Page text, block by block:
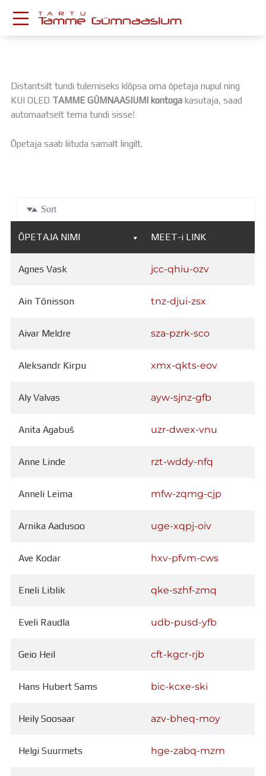
content
Postkast
Drive
Tamme TV
Kooliraadio
Ainepassid
Distantsõpe
Projektid
Sisseastumine
Dokumendid
Uudised
Vilistlastele
Virtuaaltuur
Kontaktid
Distantsilt tundi tulemiseks klõpsa oma õpetaja nupul ning
KUI OLED TAMME GÜMNAASIUMI kontoga kasutaja, saad
automaatselt tema tundi sisse!
Õpetaja saab liituda samalt lingilt.
Sort
ÕPETAJA NIMI MEET-i LINK
Agnes Vask jcc-qhiu-ozv
Ain Tõnisson tnz-djui-zsx
Aivar Meldre sza-pzrk-sco
Aleksandr Kirpu xmx-qkts-eov
Aly Valvas ayw-sjnz-gfb
Anita Agabuš uzr-dwex-vnu
Anne Linde rzt-wddy-nfq
Anneli Leima mfw-zqmg-cjp
Arnika Aadusoo uge-xqpj-oiv
Ave Kodar hxv-pfvm-cws
Eneli Liblik qke-szhf-zmq
Eveli Raudla udb-pusd-yfb
Geio Heil cft-kgcr-rjb
Hans Hubert Sams bic-kcxe-ski
Heily Soosaar azv-bheq-moy
Helgi Suurmets hge-zabq-mzm